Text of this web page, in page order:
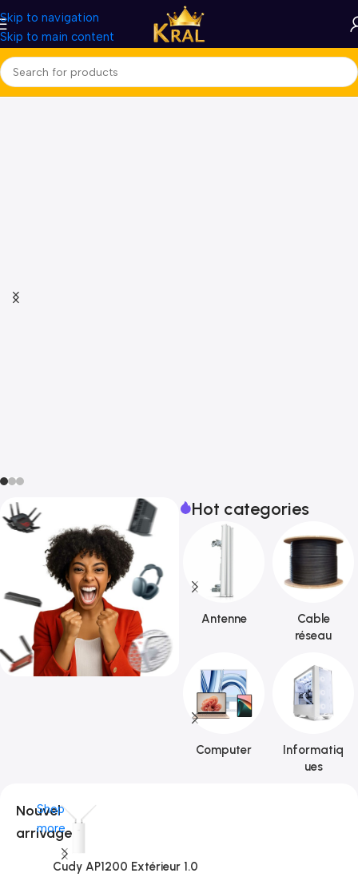
Skip to navigation
Skip to main content
Hot categories
Antenne
Cable
réseau
Computer
Informatiq
ues
Nouvel
arrivage
Shop
more
Cudy AP1200 Extérieur 1.0